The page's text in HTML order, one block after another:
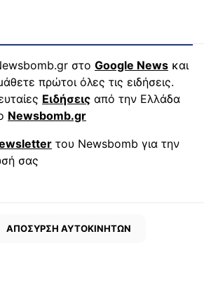
στο Google News και
πρώτοι όλες τις ειδήσεις.
Ειδήσεις από την Ελλάδα
Newsbomb.gr
του Newsbomb για την
σας
ΑΠΟΣΥΡΣΗ ΑΥΤΟΚΙΝΗΤΩΝ